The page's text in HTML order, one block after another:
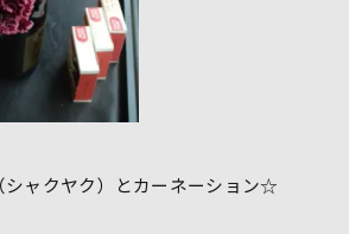
シャクヤク）とカーネーション☆